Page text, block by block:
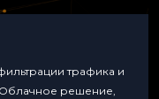
трафика и
решение,